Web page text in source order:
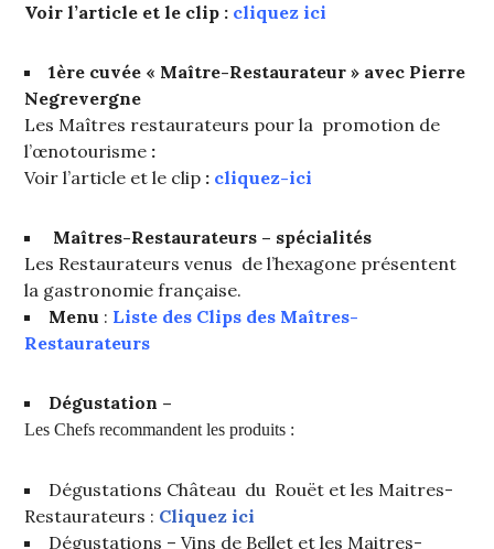
Voir l’article et le clip : cliquez ici
1ère cuvée « Maître-Restaurateur » avec Pierre
Negrevergne
Les Maîtres restaurateurs pour la promotion de
l’œnotourisme :
Voir l’article et le clip : cliquez-ici
Maîtres-Restaurateurs – spécialités
Les Restaurateurs venus de l’hexagone présentent
la gastronomie française.
Menu : Liste des Clips des Maîtres-
Restaurateurs
Dégustation –
Les Chefs recommandent les produits :
Dégustations Château du Rouët et les Maitres-
Restaurateurs : Cliquez ici
Dégustations – Vins de Bellet et les Maitres-